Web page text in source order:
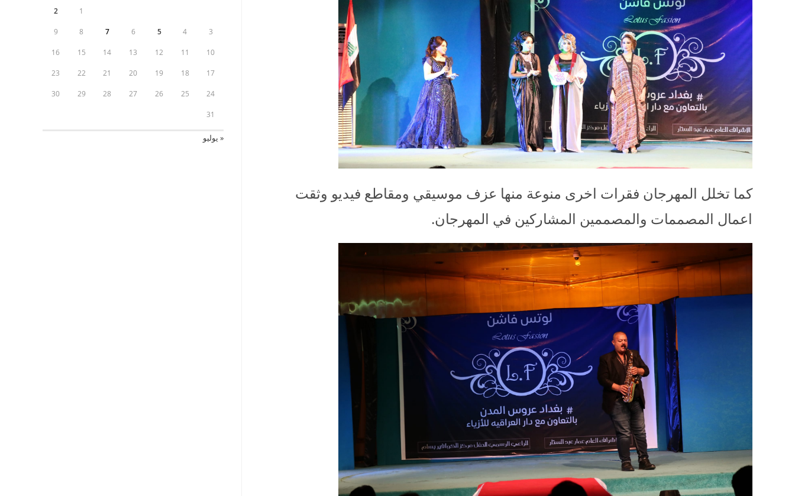
كما تخلل المهرجان فقرات اخرى منوعة منها عزف موسيقي ومقاطع فيديو وثقت
اعمال المصممات والمصممين المشاركين في المهرجان.
1
2
3
4
5
6
7
8
9
10
11
12
13
14
15
16
17
18
19
20
21
22
23
24
25
26
27
28
29
30
31
« يوليو